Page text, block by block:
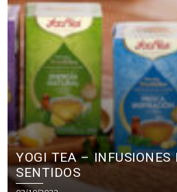
YOGI TEA – INFUSIONES
SENTIDOS